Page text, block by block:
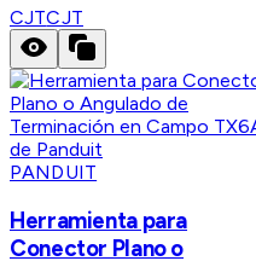
CJTCJT
PANDUIT
Herramienta para
Conector Plano o